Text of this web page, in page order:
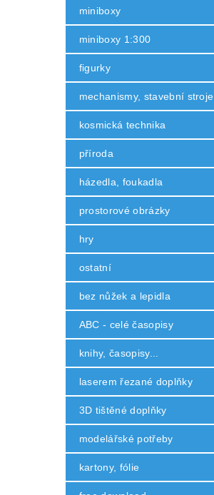
miniboxy
miniboxy 1:300
figurky
mechanismy, stavební stroje
kosmická technika
příroda
házedla, foukadla
prostorové obrázky
hry
ostatní
bez nůžek a lepidla
ABC - celé časopisy
knihy, časopisy...
laserem řezané doplňky
3D tištěné doplňky
modelářské potřeby
kartony, fólie